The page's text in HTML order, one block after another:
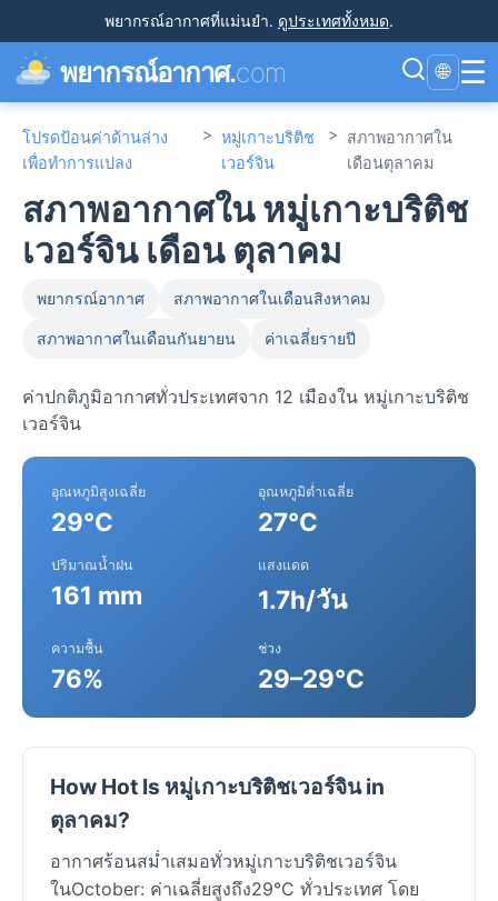
พยากรณ์อากาศที่แม่นยำ. ดูประเทศทั้งหมด.
พยากรณ์อากาศ.com 🌐 ☰
โปรดป้อนค่าด้านล่าง
เพื่อทำการแปลง
> หมู่เกาะบริติช
เวอร์จิน
> สภาพอากาศใน
เดือนตุลาคม
สภาพอากาศใน หมู่เกาะบริติช
เวอร์จิน เดือน ตุลาคม
พยากรณ์อากาศ สภาพอากาศในเดือนสิงหาคม
สภาพอากาศในเดือนกันยายน ค่าเฉลี่ยรายปี
ค่าปกติภูมิอากาศทั่วประเทศจาก 12 เมืองใน หมู่เกาะบริติช
เวอร์จิน
อุณหภูมิสูงเฉลี่ย
29°C
อุณหภูมิต่ำเฉลี่ย
27°C
ปริมาณน้ำฝน
161 mm
แสงแดด
1.7h/วัน
ความชื้น
76%
ช่วง
29–29°C
How Hot Is หมู่เกาะบริติชเวอร์จิน in
ตุลาคม?
อากาศร้อนสม่ำเสมอทั่วหมู่เกาะบริติชเวอร์จิน
ในOctober: ค่าเฉลี่ยสูงถึง29°C ทั่วประเทศ โดย